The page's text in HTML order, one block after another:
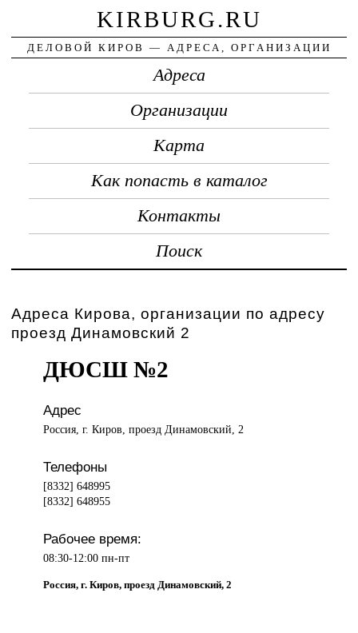
KIRBURG.RU
ДЕЛОВОЙ КИРОВ — АДРЕСА, ОРГАНИЗАЦИИ
Адреса
Организации
Карта
Как попасть в каталог
Контакты
Поиск
Адреса Кирова, организации по адресу
проезд Динамовский 2
ДЮСШ №2
Адрес
Россия, г. Киров, проезд Динамовский, 2
Телефоны
[8332] 648995
[8332] 648955
Рабочее время:
08:30-12:00 пн-пт
Россия, г. Киров, проезд Динамовский, 2